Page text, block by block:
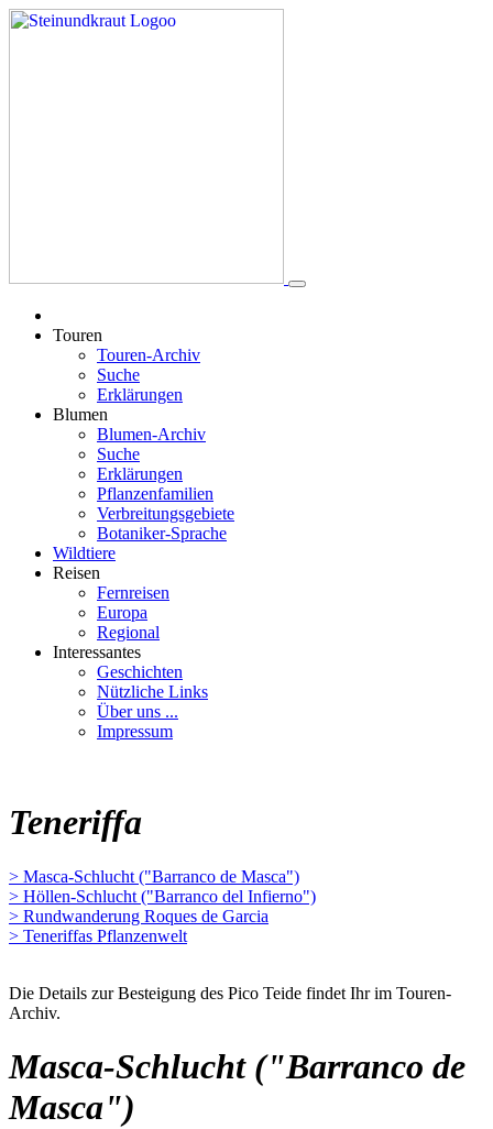
Touren
Touren-Archiv
Suche
Erklärungen
Blumen
Blumen-Archiv
Suche
Erklärungen
Pflanzenfamilien
Verbreitungsgebiete
Botaniker-Sprache
Wildtiere
Reisen
Fernreisen
Europa
Regional
Interessantes
Geschichten
Nützliche Links
Über uns ...
Impressum
Teneriffa
> Masca-Schlucht ("Barranco de Masca")
> Höllen-Schlucht ("Barranco del Infierno")
> Rundwanderung Roques de Garcia
> Teneriffas Pflanzenwelt
Die Details zur Besteigung des Pico Teide findet Ihr im Touren-
Archiv.
Masca-Schlucht ("Barranco de
Masca")